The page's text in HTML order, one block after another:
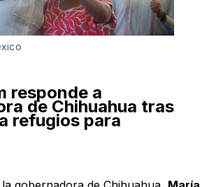
responde a
de Chihuahua tras
refugios para